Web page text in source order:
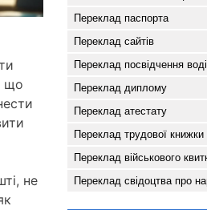
що
не
Переклад паспорта
Переклад сайтів
Переклад посвідчення
Переклад диплому
Переклад атестату
Переклад трудової книжки
Переклад військового
Переклад свідоцтва про